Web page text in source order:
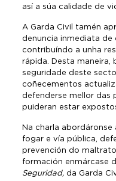
así a súa calidade de
A Garda Civil tamén
denuncia inmediata de
contribuíndo a unha
rápida. Desta maneira,
seguridade deste
coñecementos
defenderse mellor das
puideran estar
Na charla
fogar e vía pública,
prevención do
formación enmárcase
Seguridad,da Garda